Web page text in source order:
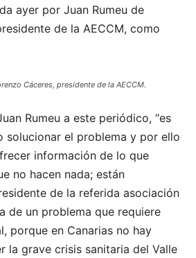
ayer por Juan Rumeu de
de la AECCM, como
Cáceres, presidente de la AECCM.
Rumeu a este periódico, “es
solucionar el problema y por ello
información de lo que
no hacen nada; están
de la referida asociación
de un problema que requiere
porque en Canarias no hay
la grave crisis sanitaria del Valle